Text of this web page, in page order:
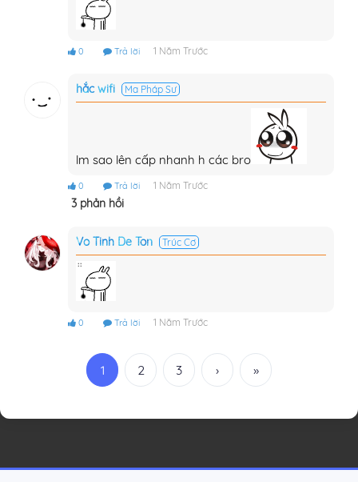
0 Trả lời 1 Năm Trước
hắc wifi Ma Pháp Sư
lm sao lên cấp nhanh h các bro
0 Trả lời 1 Năm Trước
3 phản hồi
Vo Tinh De Ton Trúc Cơ
0 Trả lời 1 Năm Trước
1 2 3 › »